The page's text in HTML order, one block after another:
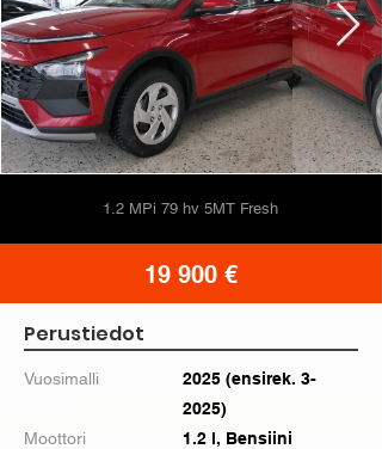
1.2 MPi 79 hv 5MT Fresh
19 900 €
Perustiedot
Vuosimalli
2025 (ensirek. 3-
2025)
Moottori
1.2 l, Bensiini